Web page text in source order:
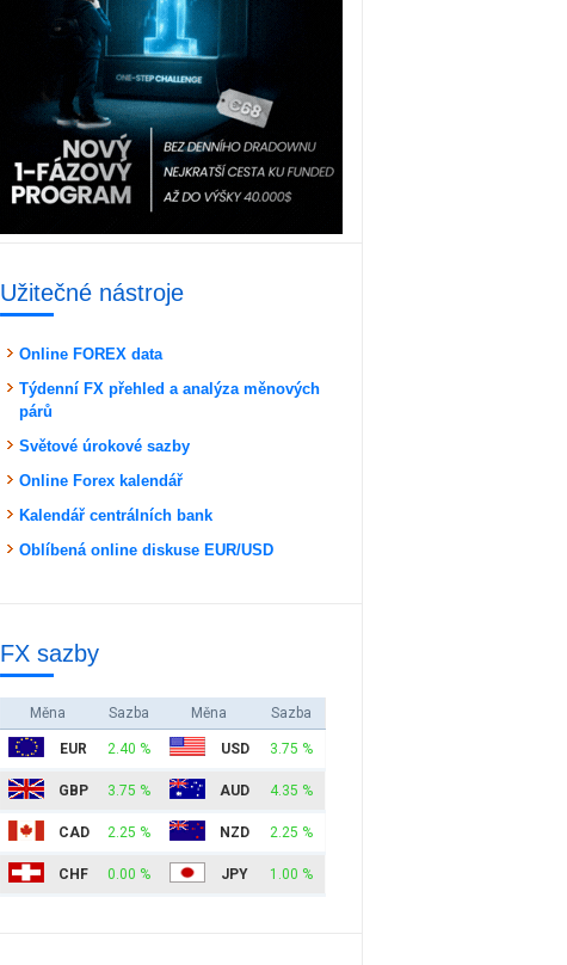
Užitečné nástroje
Online FOREX data
Týdenní FX přehled a analýza měnových
párů
Světové úrokové sazby
Online Forex kalendář
Kalendář centrálních bank
Oblíbená online diskuse EUR/USD
FX sazby
Měna Sazba Měna Sazba
EUR 2.40 % USD 3.75 %
GBP 3.75 % AUD 4.35 %
CAD 2.25 % NZD 2.25 %
CHF 0.00 % JPY 1.00 %